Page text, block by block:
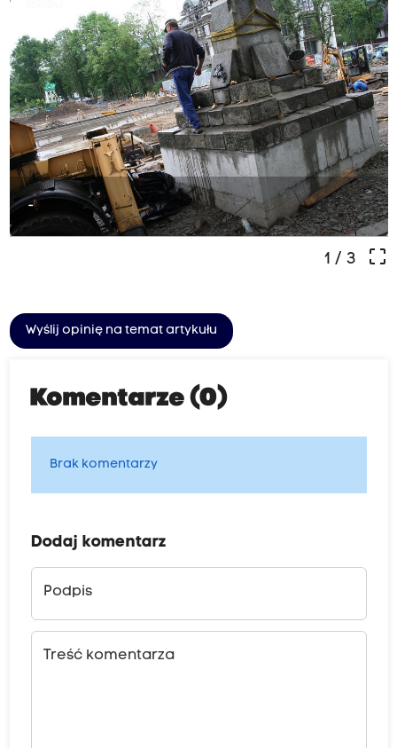
-
crop_free
1 / 3
Wyślij opinię na temat artykułu
Komentarze (0)
Brak komentarzy
Dodaj komentarz
Podpis
Treść komentarza